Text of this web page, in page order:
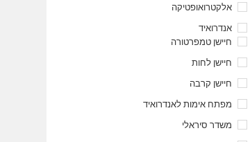
אלקטרואופטיקה
אנדרואיד
חיישן טמפרטורה
חיישן לחות
חיישן קרבה
מפתח אימות לאנדרואיד
משדר סיראלי